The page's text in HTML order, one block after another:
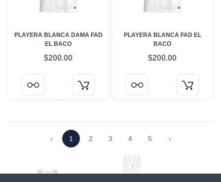
PLAYERA BLANCA DAMA FAD
EL BACO
$200.00
PLAYERA BLANCA FAD EL
BACO
$200.00
‹ 1 2 3 4 5 ›